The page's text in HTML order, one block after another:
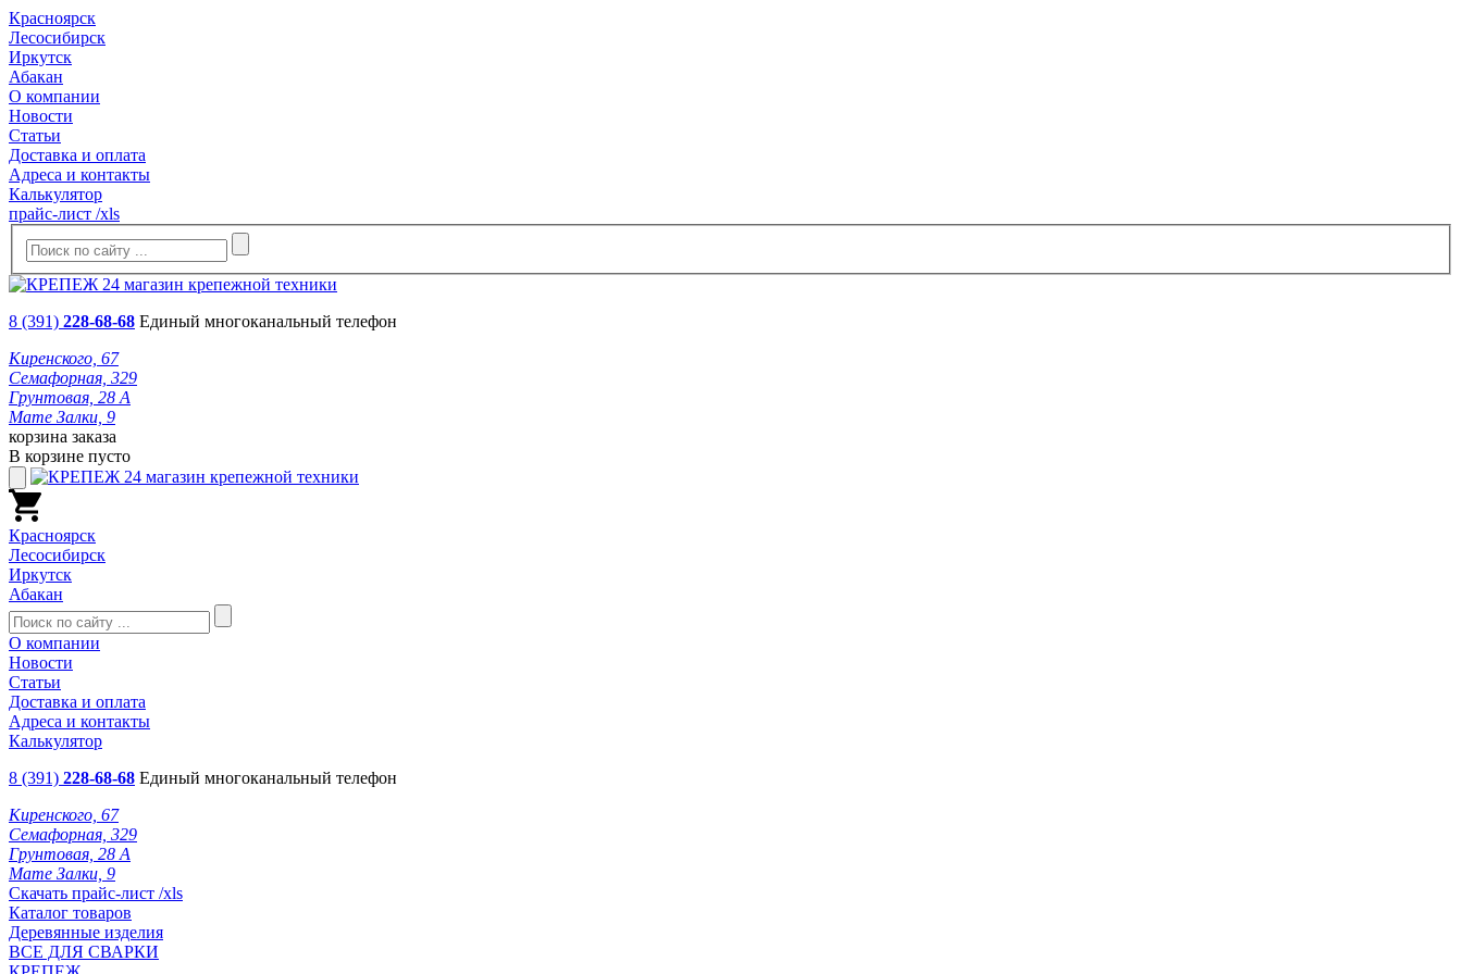
Красноярск
Лесосибирск
Иркутск
Абакан
О компании
Новости
Статьи
Доставка и оплата
Адреса и контакты
Калькулятор
прайс-лист /xls
8 (391) 228-68-68 Единый многоканальный телефон
Киренского, 67
Семафорная, 329
Грунтовая, 28 А
Мате Залки, 9
корзина заказа
В корзине пусто
Красноярск
Лесосибирск
Иркутск
Абакан
О компании
Новости
Статьи
Доставка и оплата
Адреса и контакты
Калькулятор
8 (391) 228-68-68 Единый многоканальный телефон
Киренского, 67
Семафорная, 329
Грунтовая, 28 А
Мате Залки, 9
Скачать прайс-лист /xls
Каталог товаров
Деревянные изделия
ВСЕ ДЛЯ СВАРКИ